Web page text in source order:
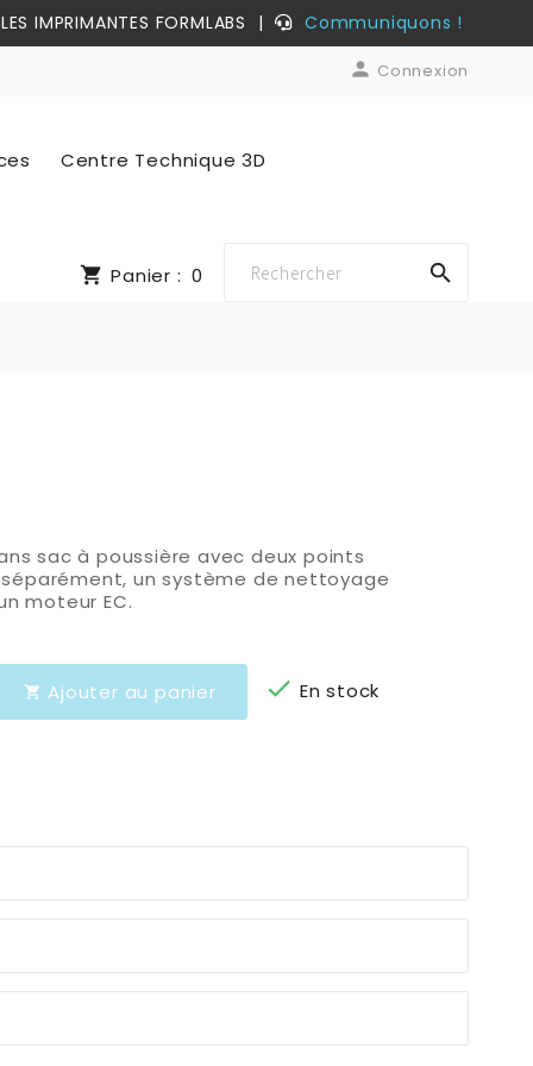
IMPRIMANTES FORMLABS |
Communiquons !
 Connexion
Centre Technique 3D

shopping_cart Panier : 0
sac à poussière avec deux points
un système de nettoyage
moteur EC.
 Ajouter au panier  En stock